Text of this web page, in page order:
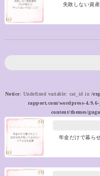
失敗しない資
Notice: Undefined variable: cat_id in /
rapport.com/wordpress-
content/themes/
年金だけで暮ら